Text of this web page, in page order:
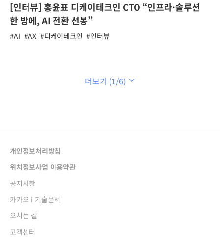
[인터뷰] 홍윤표 디케이테크인 CTO “인프라·솔루션
한 방에, AI 전환 선봉”
#AI #AX #디케이테크인 #인터뷰
더보기 (1/6)
개인정보처리방침
위치정보사업 이용약관
공지사항
카카오 i 기술문서
오시는 길
고객센터